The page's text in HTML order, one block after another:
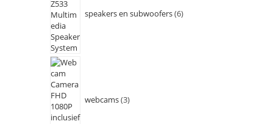
speakers en subwoofers 6
webcams 3